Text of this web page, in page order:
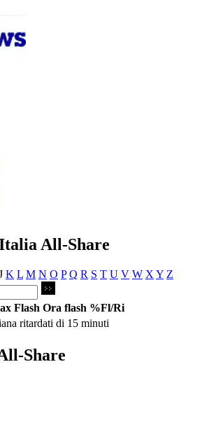
All-Share
K L M N O P Q R S T U V W X Y Z
Flash Ora flash %Fl/Ri
ritardati di 15 minuti
Share